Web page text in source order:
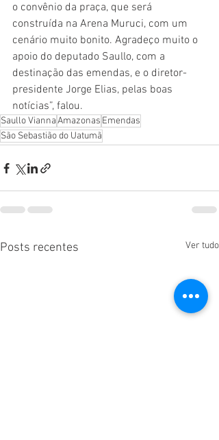
o convênio da praça, que será
construída na Arena Muruci, com um
cenário muito bonito. Agradeço muito o
apoio do deputado Saullo, com a
destinação das emendas, e o diretor-
presidente Jorge Elias, pelas boas
notícias”, falou.
Saullo ViannaAmazonas Emendas
São Sebastião do Uatumã
Posts recentes Ver tudo